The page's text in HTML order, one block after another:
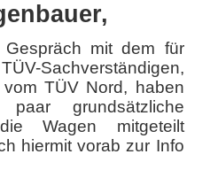
mit dem für
Sachverständigen,
TÜV Nord, haben
grundsätzliche
Wagen mitgeteilt
hiermit vorab zur Info